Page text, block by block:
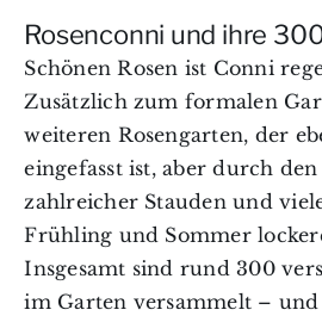
Rosenconni und ihre
Schönen Rosen ist Conni
Zusätzlich zum formalen
weiteren Rosengarten, der
eingefasst ist, aber durch
zahlreicher Stauden und
Frühling und Sommer
Insgesamt sind rund 300
im Garten versammelt –